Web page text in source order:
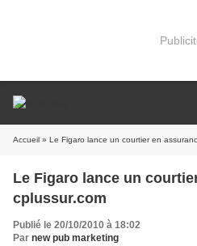
Accueil » Le Figaro lance un courtier en
Le Figaro lance un
cplussur.com
Publié le 20/10/2010 à 18:02
Par new pub marketing